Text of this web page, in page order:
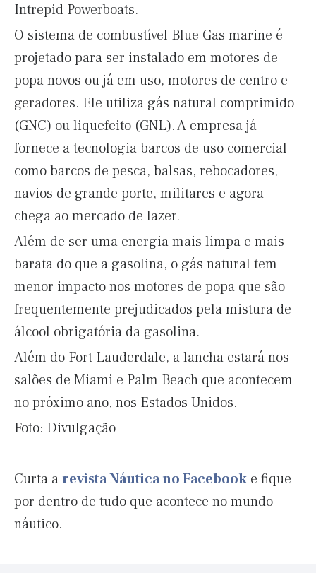
Intrepid Powerboats.
O sistema de combustível Blue Gas marine é
projetado para ser instalado em motores de
popa novos ou já em uso, motores de centro e
geradores. Ele utiliza gás natural comprimido
(GNC) ou liquefeito (GNL). A empresa já
fornece a tecnologia barcos de uso comercial
como barcos de pesca, balsas, rebocadores,
navios de grande porte, militares e agora
chega ao mercado de lazer.
Além de ser uma energia mais limpa e mais
barata do que a gasolina, o gás natural tem
menor impacto nos motores de popa que são
frequentemente prejudicados pela mistura de
álcool obrigatória da gasolina.
Além do Fort Lauderdale, a lancha estará nos
salões de Miami e Palm Beach que acontecem
no próximo ano, nos Estados Unidos.
Foto: Divulgação
Curta arevista Náutica no Facebook e fique
por dentro de tudo que acontece no mundo
náutico.